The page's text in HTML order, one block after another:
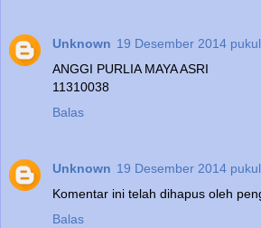
Unknown 19 Desember 2014
ANGGI PURLIA MAYA ASRI
11310038
Balas
Unknown 19 Desember 2014
Komentar ini telah dihapus oleh
Balas